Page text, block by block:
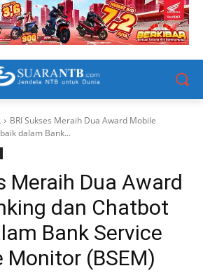
BRI Sukses Meraih Dua Award Mobile
dalam Bank...
Meraih Dua Award
dan Chatbot
Bank Service
Monitor (BSEM)